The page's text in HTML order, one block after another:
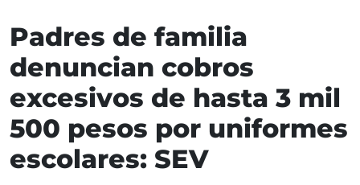
Padres de familia
denuncian cobros
excesivos de hasta 3 mil
500 pesos por uniformes
escolares: SEV